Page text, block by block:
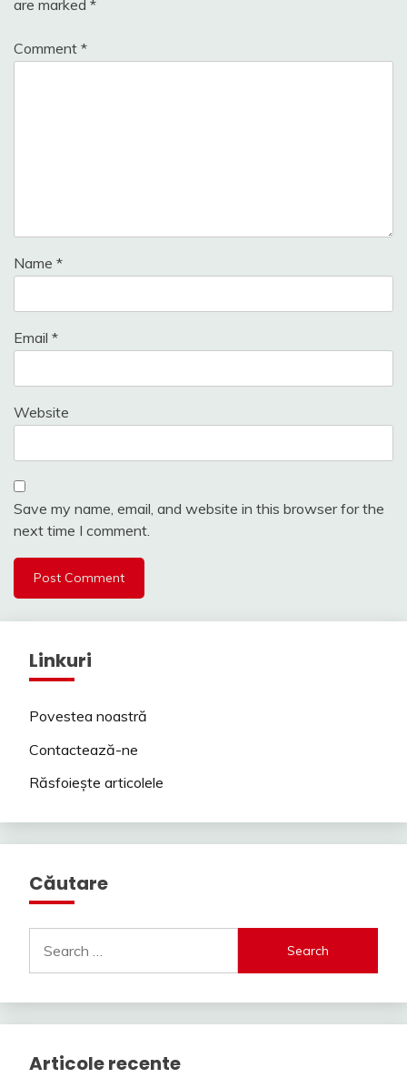
are marked *
Comment *
Name *
Email *
Website
Save my name, email, and website in this browser for the
next time I comment.
Linkuri
Povestea noastră
Contactează-ne
Răsfoiește articolele
Căutare
for:
Articole recente